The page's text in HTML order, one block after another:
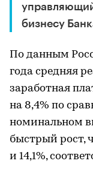
бизнесу
По данным
года средняя
заработная
на 8,4% по
номинальном
быстрый рост,
и 14,1%,